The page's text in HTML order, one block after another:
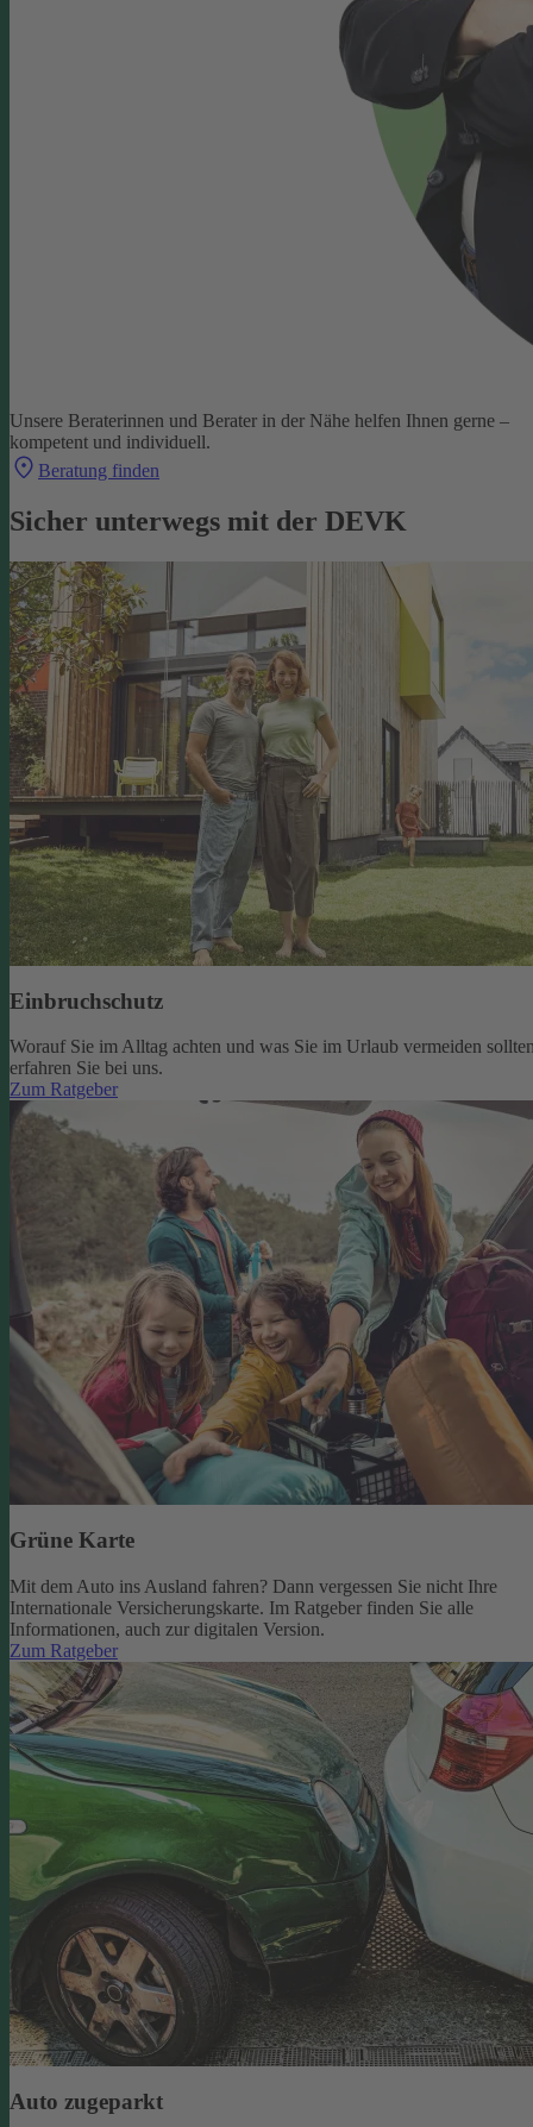
Unsere Beraterinnen und Berater in der Nähe helfen Ihnen gerne –
kompetent und individuell.
Beratung finden
Sicher unterwegs mit der DEVK
Einbruchschutz
Worauf Sie im Alltag achten und was Sie im Urlaub vermeiden
erfahren Sie bei uns.
Zum Ratgeber
Grüne Karte
Mit dem Auto ins Ausland fahren? Dann vergessen Sie nicht Ihre
Internationale Versicherungskarte. Im Ratgeber finden Sie alle
Informationen, auch zur digitalen Version.
Zum Ratgeber
Auto zugeparkt